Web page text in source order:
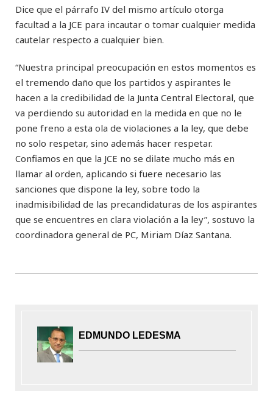
Dice que el párrafo IV del mismo artículo otorga
facultad a la JCE para incautar o tomar cualquier medida
cautelar respecto a cualquier bien.
“Nuestra principal preocupación en estos momentos es
el tremendo daño que los partidos y aspirantes le
hacen a la credibilidad de la Junta Central Electoral, que
va perdiendo su autoridad en la medida en que no le
pone freno a esta ola de violaciones a la ley, que debe
no solo respetar, sino además hacer respetar.
Confiamos en que la JCE no se dilate mucho más en
llamar al orden, aplicando si fuere necesario las
sanciones que dispone la ley, sobre todo la
inadmisibilidad de las precandidaturas de los aspirantes
que se encuentres en clara violación a la ley”, sostuvo la
coordinadora general de PC, Miriam Díaz Santana.
EDMUNDO LEDESMA